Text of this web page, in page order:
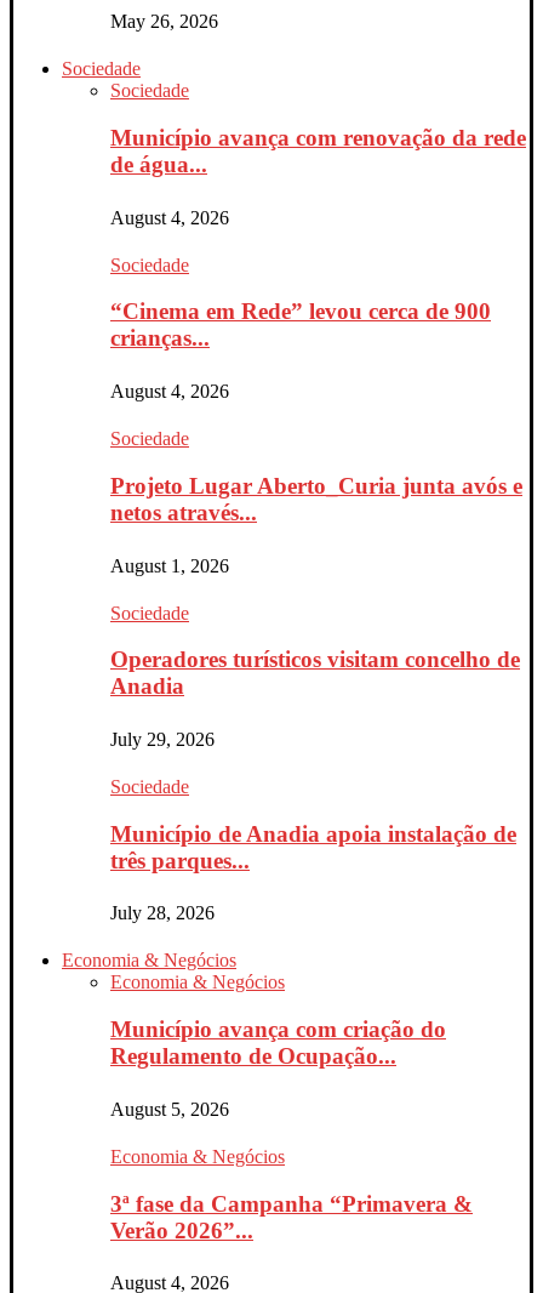
May 26, 2026
Sociedade
Sociedade
Município avança com renovação da rede
de água...
August 4, 2026
Sociedade
“Cinema em Rede” levou cerca de 900
crianças...
August 4, 2026
Sociedade
Projeto Lugar Aberto_Curia junta avós e
netos através...
August 1, 2026
Sociedade
Operadores turísticos visitam concelho de
Anadia
July 29, 2026
Sociedade
Município de Anadia apoia instalação de
três parques...
July 28, 2026
Economia & Negócios
Economia & Negócios
Município avança com criação do
Regulamento de Ocupação...
August 5, 2026
Economia & Negócios
3ª fase da Campanha “Primavera &
Verão 2026”...
August 4, 2026